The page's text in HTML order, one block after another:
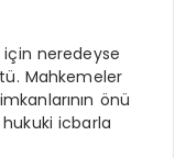
için neredeyse
Mahkemeler
önü
hukuki icbarla